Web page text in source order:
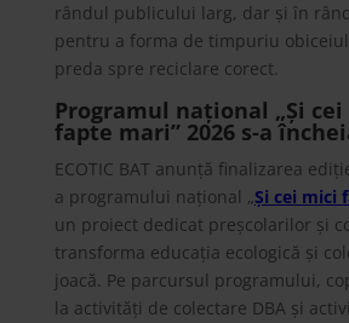
rândul publicului larg, dar și în
pentru a forma de timpuriu obiceiul
preda spre reciclare corect.
Programul național „Și
fapte mari” 2026 s-a
ECOTIC BAT anunță finalizarea
a programului național „Și cei mici
un proiect dedicat preșcolarilor și
transforma educația ecologică și
joacă. Pe parcursul programului,
la activități de colectare DBA și